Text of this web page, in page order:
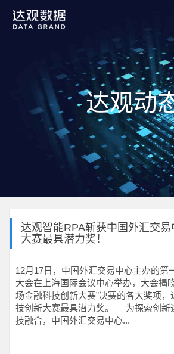
达观动
达观智能RPA斩获中国外汇交
大赛最具潜力奖！
12月17日，中国外汇交易中心主办的第
大会在上海国际会议中心举办，大会揭
场金融科技创新大赛”决赛的各大奖项
技创新大赛最具潜力奖。 为探索创新
技融合，中国外汇交易中心...